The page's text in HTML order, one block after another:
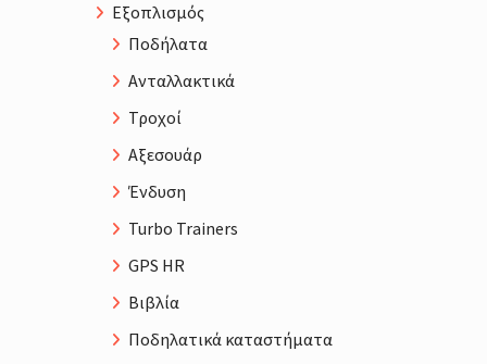
Εξοπλισμός
Ποδήλατα
Ανταλλακτικά
Τροχοί
Αξεσουάρ
Ένδυση
Turbo Trainers
GPS HR
Βιβλία
Ποδηλατικά καταστήματα